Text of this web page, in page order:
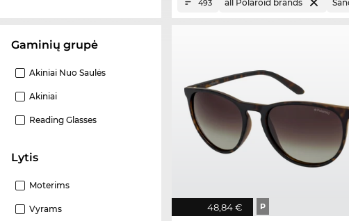
Gaminių grupė
Akiniai Nuo Saulės
Akiniai
Reading Glasses
Lytis
Moterims
Vyrams
493 all Polaroid brands
48,84 € P